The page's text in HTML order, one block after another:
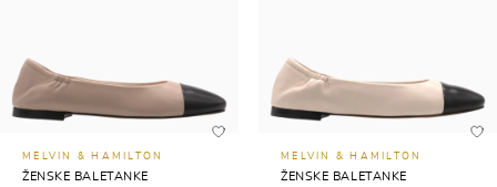
MELVIN & HAMILTON
ŽENSKE BALETANKE
MELVIN & HAMILTON
ŽENSKE BALETANKE